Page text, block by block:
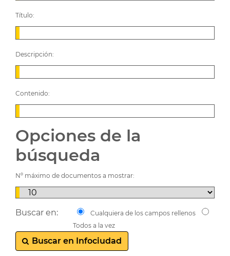
Título:
Descripción:
Contenido:
Opciones de la
búsqueda
Nº máximo de documentos a mostrar:
Buscar en:
Cualquiera de los campos rellenos
Todos a la vez
Buscar en Infociudad